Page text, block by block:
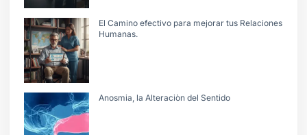
El Camino efectivo para mejorar tus Relaciones
Humanas.
Anosmia, la Alteraciòn del Sentido